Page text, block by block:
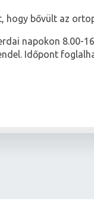
hogy bővült az
napokon 8.00-
Időpont